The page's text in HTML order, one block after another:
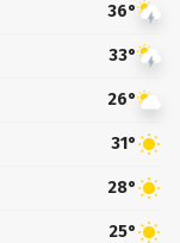
36°
33°
26°
31°
28°
25°